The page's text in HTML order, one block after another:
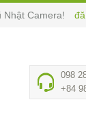
Nhật Camera!
098
+84